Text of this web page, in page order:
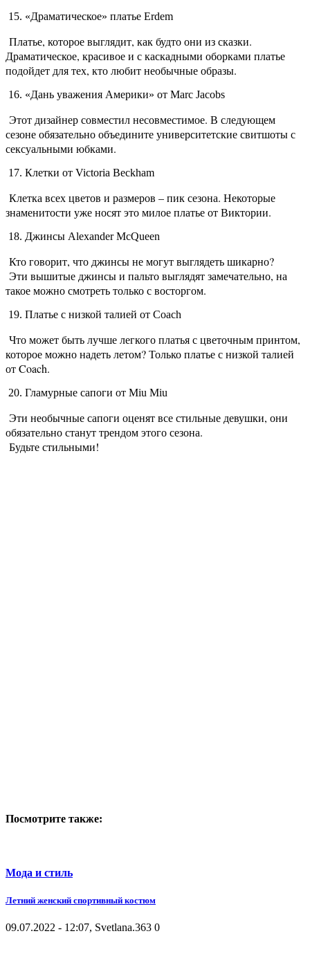
15. «Драматическое» платье Erdem
Платье, которое выглядит, как будто они из сказки.
Драматическое, красивое и с каскадными оборками платье
подойдет для тех, кто любит необычные образы.
16. «Дань уважения Америки» от Marc Jacobs
Этот дизайнер совместил несовместимое. В следующем
сезоне обязательно объедините университетские свитшоты с
сексуальными юбками.
17. Клетки от Victoria Beckham
Клетка всех цветов и размеров – пик сезона. Некоторые
знаменитости уже носят это милое платье от Виктории.
18. Джинсы Alexander McQueen
Кто говорит, что джинсы не могут выглядеть шикарно?
Эти вышитые джинсы и пальто выглядят замечательно, на
такое можно смотреть только с восторгом.
19. Платье с низкой талией от Coach
Что может быть лучше легкого платья с цветочным принтом,
которое можно надеть летом? Только платье с низкой талией
от Coach.
20. Гламурные сапоги от Miu Miu
Эти необычные сапоги оценят все стильные девушки, они
обязательно станут трендом этого сезона.
Будьте стильными!
Посмотрите также:
Мода и стиль
Летний женский спортивный костюм
09.07.2022 - 12:07, Svetlana.363 0